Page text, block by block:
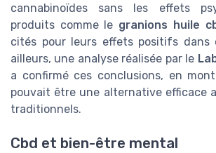
cannabinoïdes sans les effets
produits comme le granions huile
cités pour leurs effets positifs dans
ailleurs, une analyse réalisée par le
a confirmé ces conclusions, en
pouvait être une alternative efficace
traditionnels.
Cbd et bien-être mental